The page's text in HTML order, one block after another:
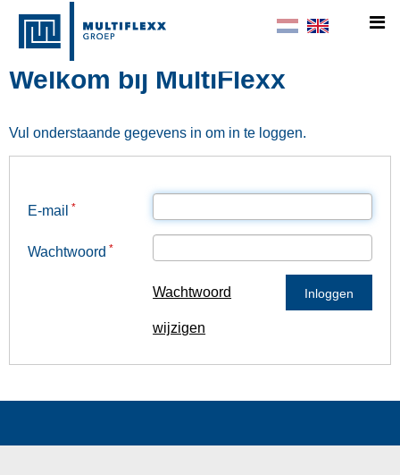
KONNEKT
Welkom bij MultiFlexx
Vul onderstaande gegevens in om in te loggen.
E-mail
Wachtwoord
Wachtwoord
wijzigen